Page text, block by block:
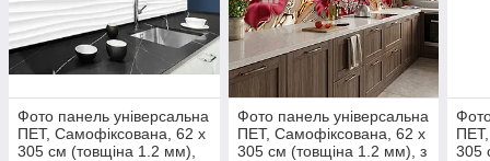
Фото панель універсальна
ПЕТ, Самофіксована, 62 х
305 см (товщіна 1.2 мм),
Фото панель універсальна
ПЕТ, Самофіксована, 62 х
305 см (товщіна 1.2 мм), з
305